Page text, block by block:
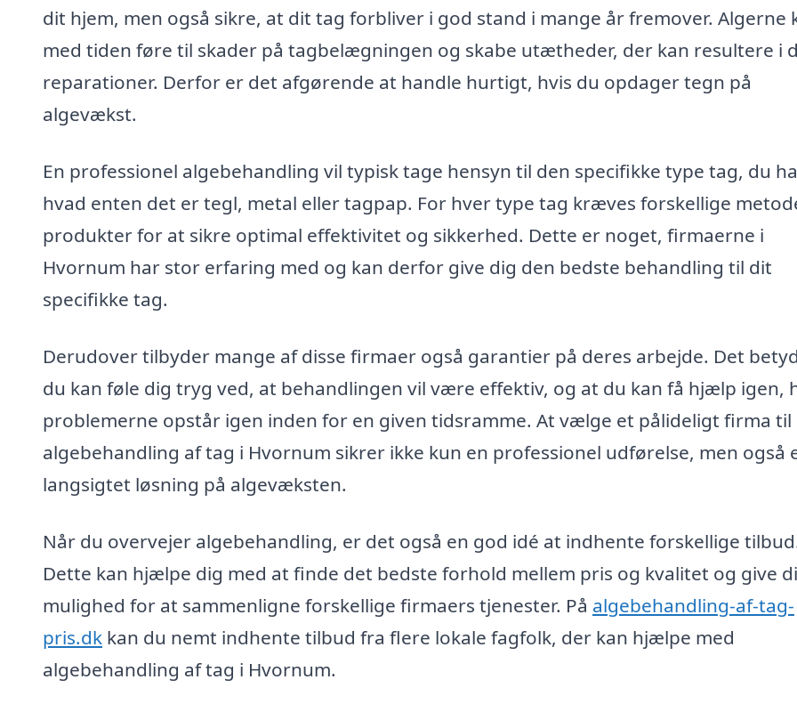
dit hjem, men også sikre, at dit tag forbliver i god stand i mange år fremover. Algerne
med tiden føre til skader på tagbelægningen og skabe utætheder, der kan resultere i
reparationer. Derfor er det afgørende at handle hurtigt, hvis du opdager tegn på
algevækst.
En professionel algebehandling vil typisk tage hensyn til den specifikke type tag, du
hvad enten det er tegl, metal eller tagpap. For hver type tag kræves forskellige
produkter for at sikre optimal effektivitet og sikkerhed. Dette er noget, firmaerne i
Hvornum har stor erfaring med og kan derfor give dig den bedste behandling til dit
specifikke tag.
Derudover tilbyder mange af disse firmaer også garantier på deres arbejde. Det
du kan føle dig tryg ved, at behandlingen vil være effektiv, og at du kan få hjælp igen,
problemerne opstår igen inden for en given tidsramme. At vælge et pålideligt firma til
algebehandling af tag i Hvornum sikrer ikke kun en professionel udførelse, men også
langsigtet løsning på algevæksten.
Når du overvejer algebehandling, er det også en god idé at indhente forskellige
Dette kan hjælpe dig med at finde det bedste forhold mellem pris og kvalitet og give
mulighed for at sammenligne forskellige firmaers tjenester. På algebehandling-af-tag-
pris.dk kan du nemt indhente tilbud fra flere lokale fagfolk, der kan hjælpe med
algebehandling af tag i Hvornum.